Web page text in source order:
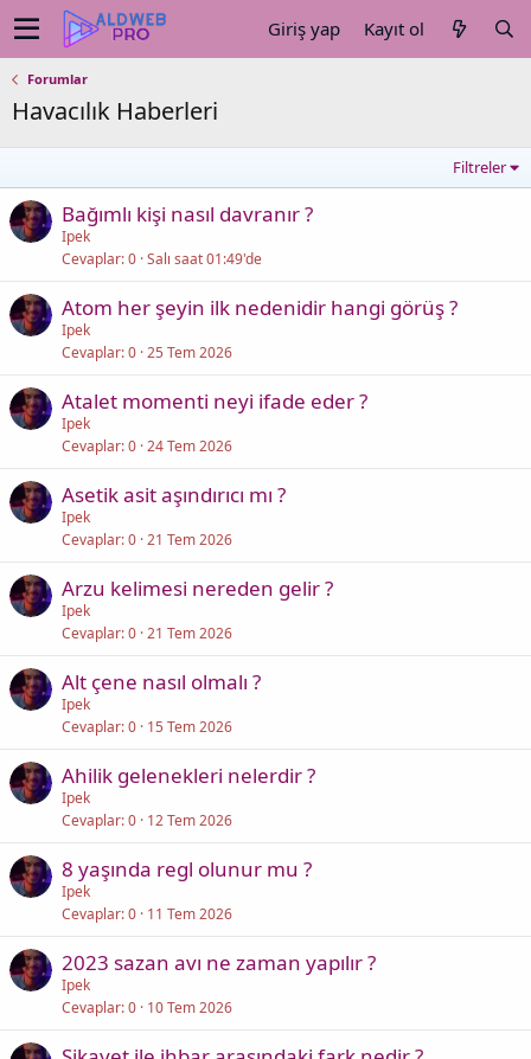
Giriş yap Kayıt ol
Forumlar
Havacılık Haberleri
Filtreler
Bağımlı kişi nasıl davranır ?
Ipek
Cevaplar 0 Salı saat 01:49'de
Atom her şeyin ilk nedenidir hangi görüş ?
Ipek
Cevaplar 0 25 Tem 2026
Atalet momenti neyi ifade eder ?
Ipek
Cevaplar 0 24 Tem 2026
Asetik asit aşındırıcı mı ?
Ipek
Cevaplar 0 21 Tem 2026
Arzu kelimesi nereden gelir ?
Ipek
Cevaplar 0 21 Tem 2026
Alt çene nasıl olmalı ?
Ipek
Cevaplar 0 15 Tem 2026
Ahilik gelenekleri nelerdir ?
Ipek
Cevaplar 0 12 Tem 2026
8 yaşında regl olunur mu ?
Ipek
Cevaplar 0 11 Tem 2026
2023 sazan avı ne zaman yapılır ?
Ipek
Cevaplar 0 10 Tem 2026